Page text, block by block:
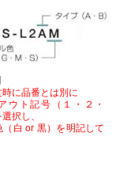
に品番とは別に
ト記号（１・２・
択し、
白 or 黒）を明記して